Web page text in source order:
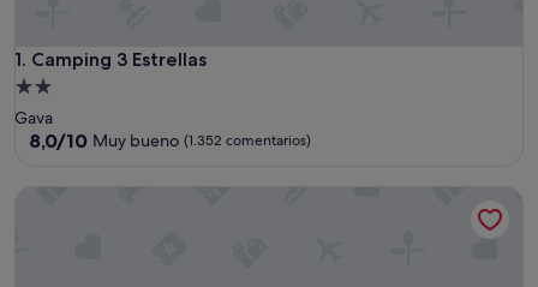
1. Camping 3 Estrellas
Camping 3 Estrellas
Alojamiento
de
2.0 estrellas
Gava
8.0
8,0/10 Muy bueno (1.352 comentarios)